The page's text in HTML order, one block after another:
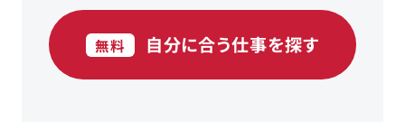
無料 自分に合う仕事を探す